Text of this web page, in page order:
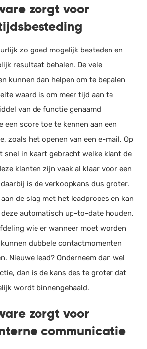
zorgt voor
zo goed mogelijk besteden en
resultaat behalen. De vele
kunnen dan helpen om te bepalen
waard is om meer tijd aan te
van de functie genaamd
een score toe te kennen aan een
zoals het openen van een e-mail. Op
snel in kaart gebracht welke klant de
klanten zijn vaak al klaar voor een
is de verkoopkans dus groter.
de slag met het leadproces en kan
automatisch up-to-date houden.
wie er wanneer moet worden
dubbele contactmomenten
Nieuwe lead? Onderneem dan wel
dan is de kans des te groter dat
wordt binnengehaald.
zorgt voor
communicatie